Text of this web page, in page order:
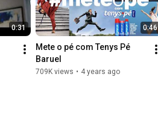
0:31 0:46
Mete o pé com Tenys Pé
Baruel
709K views • 4 years ago